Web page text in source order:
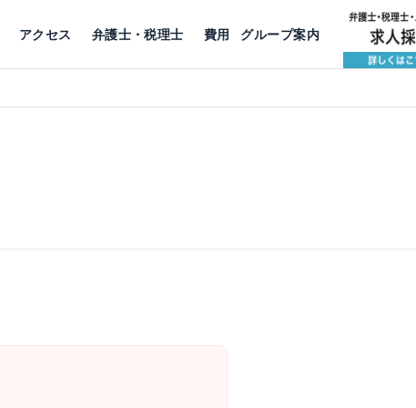
公益
アクセス
京都
弁護士・税理士 費用 グループ案内
東京にて、相談予約スタッフ募集（月給